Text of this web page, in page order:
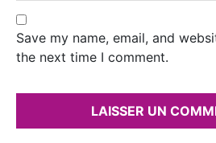
Save my name, email, and
the next time I comment.